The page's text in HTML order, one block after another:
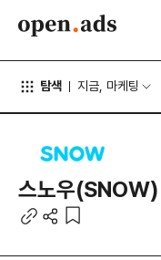
탐색 지금, 마케팅
스노우(SNOW)